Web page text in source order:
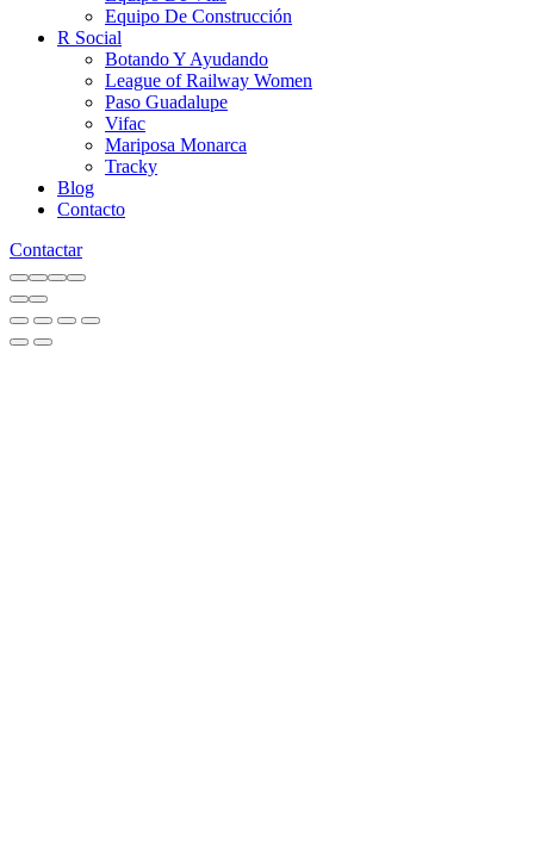
Equipo De Construcción
R Social
Botando Y Ayudando
League of Railway Women
Paso Guadalupe
Vifac
Mariposa Monarca
Tracky
Blog
Contacto
Contactar